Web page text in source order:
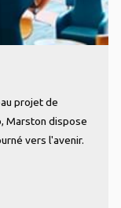
projet de
Marston dispose
vers l'avenir.